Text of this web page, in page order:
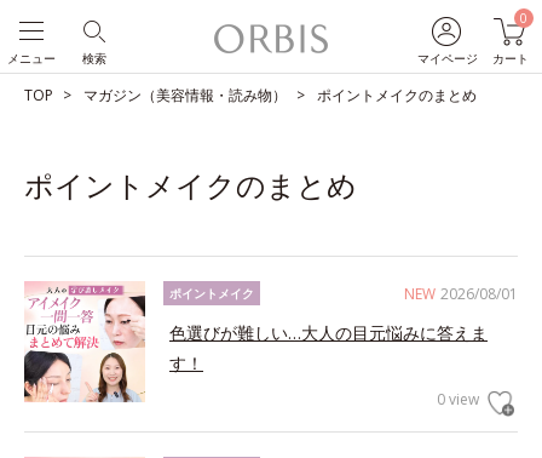
マイページ
0
カート
検索
メニュー
TOP マガジン（美容情報・読み物） ポイントメイクのまとめ
ポイントメイクのまとめ
NEW 2026/08/01
ポイントメイク
色選びが難しい…大人の目元悩みに答えま
す！
0 view